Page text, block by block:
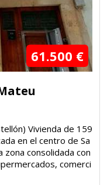
61.500 €
Vivienda de 159
en el centro de Sa
zona consolidada con
comerci